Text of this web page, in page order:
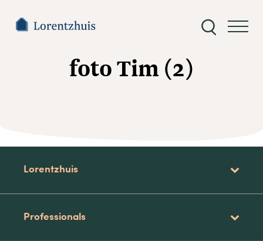
Zoeken
foto Tim (2)
Lorentzhuis
Professionals